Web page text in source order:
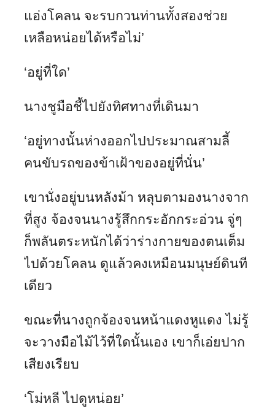
แอ่งโคลน จะรบกวนท่านทั้งสองช่วย
เหลือหน่อยได้หรือไม่’
‘อยู่ที่ใด’
นางชูมือชี้ไปยังทิศทางที่เดินมา
‘อยู่ทางนั้นห่างออกไปประมาณสามลี้
คนขับรถของข้าเฝ้าของอยู่ที่นั่น’
เขานั่งอยู่บนหลังม้า หลุบตามองนางจาก
ที่สูง จ้องจนนางรู้สึกกระอักกระอ่วน จู่ๆ
ก็พลันตระหนักได้ว่าร่างกายของตนเต็ม
ไปด้วยโคลน ดูแล้วคงเหมือนมนุษย์ดินที
เดียว
ขณะที่นางถูกจ้องจนหน้าแดงหูแดง ไม่รู้
จะวางมือไม้ไว้ที่ใดนั้นเอง เขาก็เอ่ยปาก
เสียงเรียบ
‘โม่หลี ไปดูหน่อย’